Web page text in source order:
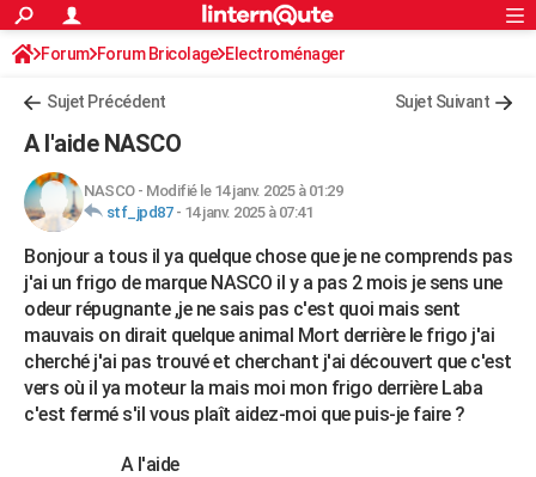
ACTUALITÉS
Politique
Société
Faits Divers
Education
Monde
Villes
+
FINANCE
Retraite
Impôts
Epargne
Immobilier
Risques naturels par ville
Banque
Assurance
Crédit
AUTO
Essais
Réserver un essai
Citadines
Berlines
SUV
Forum auto
+HIGH-TECH
Mobiles
Meilleur smartphone
Internet
Ordinateurs
Jeux vidéo
Guide high-tech
+BRICOLAGE
Forum
Aménagement intérieur
Extérieur
Cuisine
Salle de bains
Jardinage
Rangement
WEEK-END
Guides de France
Escapades
Patrimoine
Expositions
Musées
Week-end nature
+LIFESTYLE
S'inscrire
Connexion
Forum Forum Bricolage Electroménager
Sujet Précédent Sujet Suivant
A l'aide NASCO
NASCO- Modifié le 14 janv. 2025 à 01:29
stf_jpd87- 14 janv. 2025 à 07:41
Bonjour a tous il ya quelque chose que je ne comprends pas
j'ai un frigo de marque NASCO il y a pas 2 mois je sens une
odeur répugnante ,je ne sais pas c'est quoi mais sent
mauvais on dirait quelque animal Mort derrière le frigo j'ai
cherché j'ai pas trouvé et cherchant j'ai découvert que c'est
vers où il ya moteur la mais moi mon frigo derrière Laba
c'est fermé s'il vous plaît aidez-moi que puis-je faire ?
A l'aide